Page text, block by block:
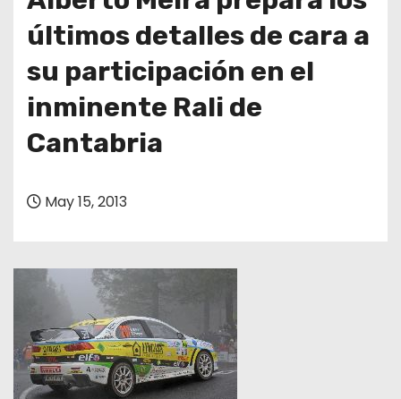
últimos detalles de cara a
su participación en el
inminente Rali de
Cantabria
May 15, 2013